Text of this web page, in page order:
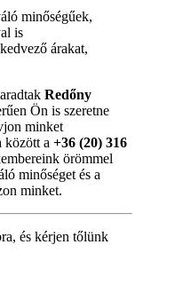
minőségűek,
is
árakat,
Redőny
Ön is szeretne
minket
között a +36 (20) 316
örömmel
minőséget és a
minket.
és kérjen tőlünk